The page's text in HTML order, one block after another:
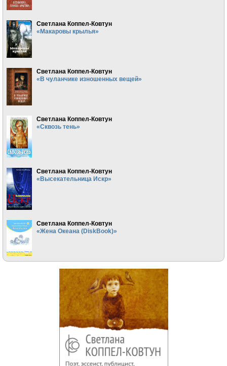
Светлана Коппел-Ковтун
«Макаровы крылья»
Светлана Коппел-Ковтун
«В чуланчике изношенных вещей»
Светлана Коппел-Ковтун
«Сквозь тень»
Светлана Коппел-Ковтун
«Высекательница Искр»
Светлана Коппел-Ковтун
«Жена Океана (DiskBook)»